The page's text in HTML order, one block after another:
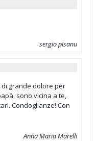
sergio pisanu
grande dolore per
sono vicina a te,
Condoglianze! Con
Anna Maria Marelli